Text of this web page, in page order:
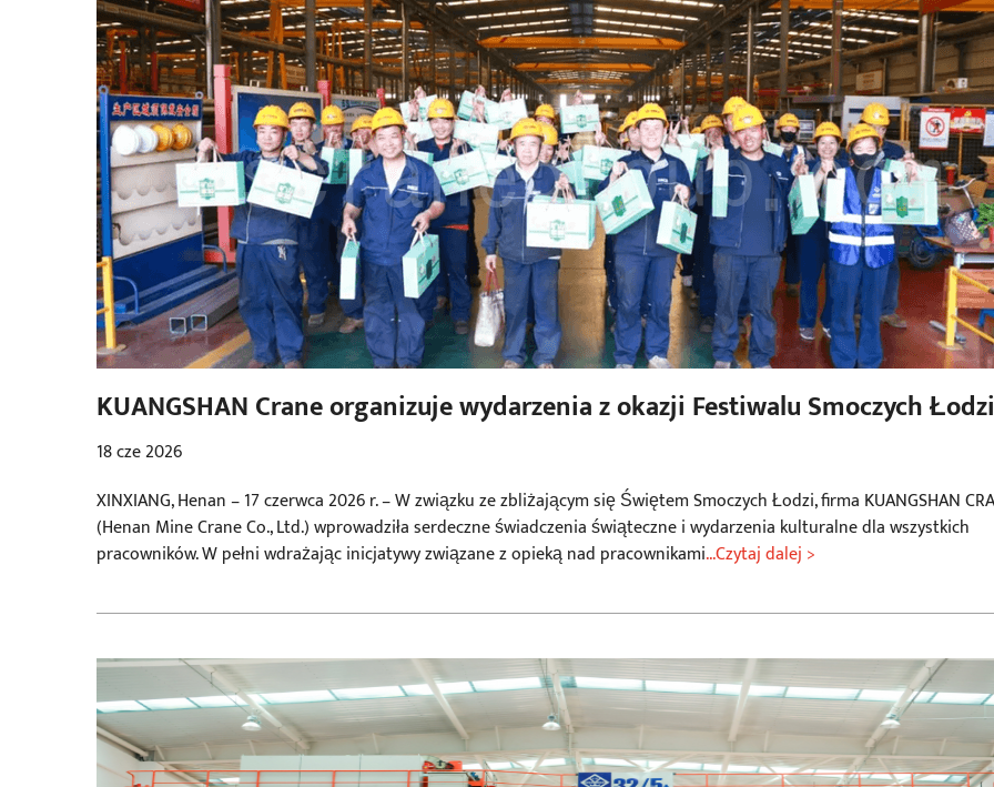
KUANGSHAN Crane organizuje wydarzenia z okazji Festiwalu Smoczych
2026 roku
18 cze 2026
XINXIANG, Henan – 17 czerwca 2026 r. – W związku ze zbliżającym się Świętem Smoczych Łodzi, firma KUANGSHAN
(Henan Mine Crane Co., Ltd.) wprowadziła serdeczne świadczenia świąteczne i wydarzenia kulturalne dla wszystkich
pracowników. W pełni wdrażając inicjatywy związane z opieką nad pracownikami...Czytaj dalej >